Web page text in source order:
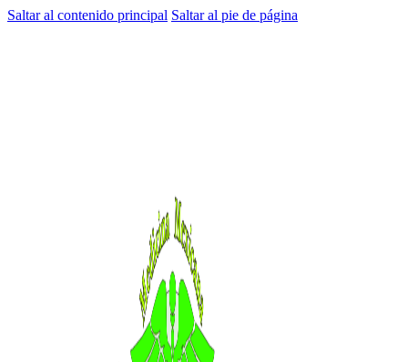
Saltar al contenido principal Saltar al pie de página